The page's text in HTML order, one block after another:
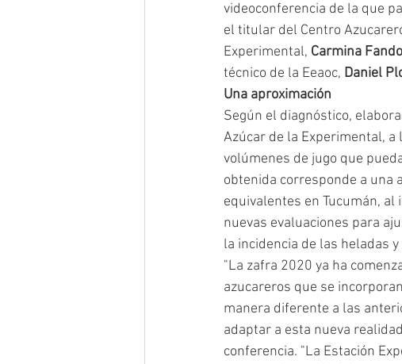
videoconferencia de la que
el titular del Centro
Experimental, Carmina
técnico de la Eeaoc, Daniel
Una aproximación
Según el diagnóstico,
Azúcar de la Experimental,
volúmenes de jugo que
obtenida corresponde a una
equivalentes en Tucumán,
nuevas evaluaciones para
la incidencia de las heladas
"La zafra 2020 ya ha
azucareros que se
manera diferente a las
adaptar a esta nueva
conferencia. "La Estación